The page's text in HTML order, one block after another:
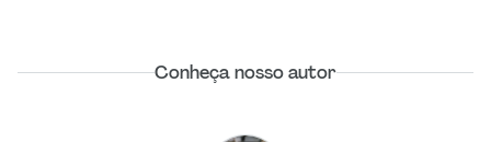
Conheça nosso autor